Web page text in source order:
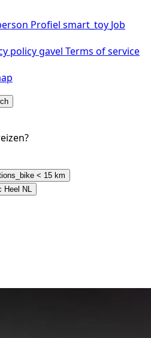
Profiel smart_toy Job
policygavel Terms of service
< 15 km
Heel NL